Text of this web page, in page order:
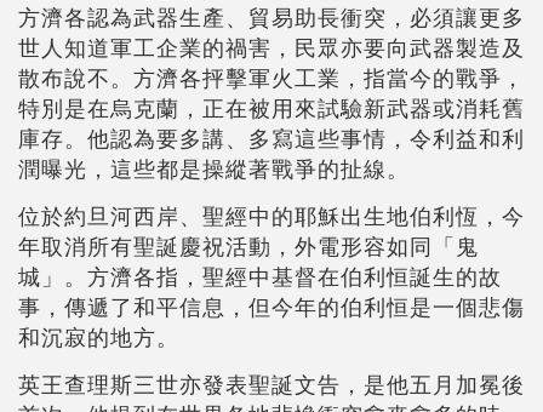
方濟各認為武器生產、貿易助長衝突，必須讓更多
世人知道軍工企業的禍害，民眾亦要向武器製造及
散布說不。方濟各抨擊軍火工業，指當今的戰爭，
特別是在烏克蘭，正在被用來試驗新武器或消耗舊
庫存。他認為要多講、多寫這些事情，令利益和利
潤曝光，這些都是操縱著戰爭的扯線。
位於約旦河西岸、聖經中的耶穌出生地伯利恆，今
年取消所有聖誕慶祝活動，外電形容如同「鬼
城」。方濟各指，聖經中基督在伯利恒誕生的故
事，傳遞了和平信息，但今年的伯利恒是一個悲傷
和沉寂的地方。
英王查理斯三世亦發表聖誕文告，是他五月加冕後